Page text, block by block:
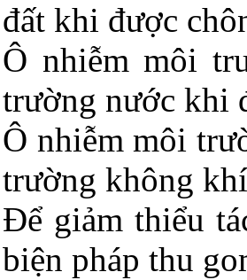
đất khi được
Ô nhiễm môi
trường nước khi
Ô nhiễm môi
trường không
Để giảm thiểu
biện pháp thu